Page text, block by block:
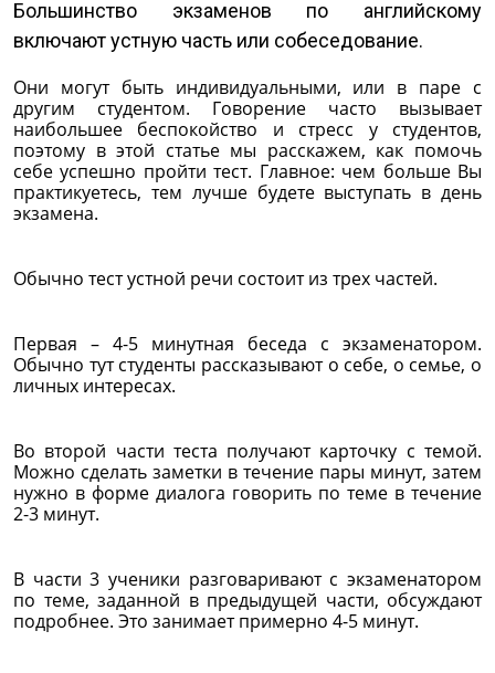
Большинство экзаменов по английскому
включают устную часть или собеседование.
Они могут быть индивидуальными, или в паре с
другим студентом. Говорение часто вызывает
наибольшее беспокойство и стресс у студентов,
поэтому в этой статье мы расскажем, как помочь
себе успешно пройти тест. Главное: чем больше Вы
практикуетесь, тем лучше будете выступать в день
экзамена.
Обычно тест устной речи состоит из трех частей.
Первая – 4-5 минутная беседа с экзаменатором.
Обычно тут студенты рассказывают о себе, о семье, о
личных интересах.
Во второй части теста получают карточку с темой.
Можно сделать заметки в течение пары минут, затем
нужно в форме диалога говорить по теме в течение
2-3 минут.
В части 3 ученики разговаривают с экзаменатором
по теме, заданной в предыдущей части, обсуждают
подробнее. Это занимает примерно 4-5 минут.